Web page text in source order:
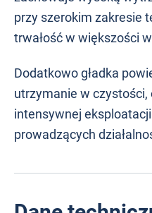
przy szerokim zakresie
trwałość w większości
Dodatkowo gładka
utrzymanie w
intensywnej
prowadzących